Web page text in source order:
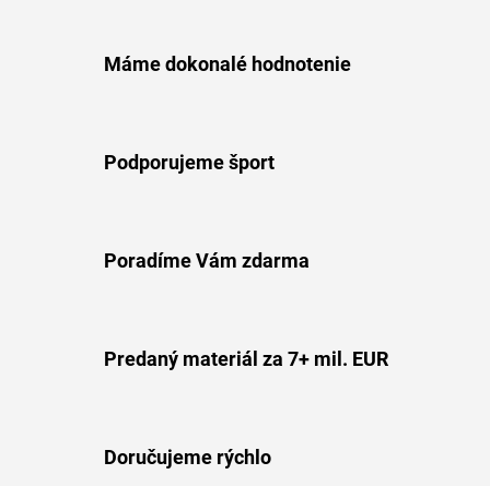
Máme dokonalé hodnotenie
Podporujeme šport
Poradíme Vám zdarma
Predaný materiál za 7+ mil. EUR
Doručujeme rýchlo